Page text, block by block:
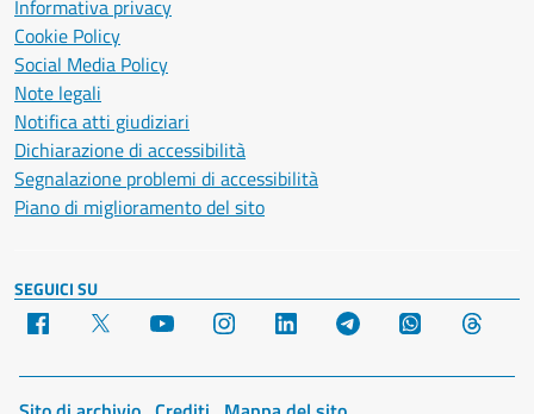
Informativa privacy
Cookie Policy
Social Media Policy
Note legali
Notifica atti giudiziari
Dichiarazione di accessibilità
Segnalazione problemi di accessibilità
Piano di miglioramento del sito
SEGUICI SU
Facebook YouTube Instagram LinkedIn Telegram WhatsApp